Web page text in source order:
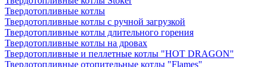
Твердотопливные котлы
Твердотопливные котлы с ручной загрузкой
Твердотопливные котлы длительного горения
Твердотопливные котлы на дровах
Твердотопливные и пеллетные котлы "HOT DRAGON"
Твердотопливные отопительные котлы "Flames"